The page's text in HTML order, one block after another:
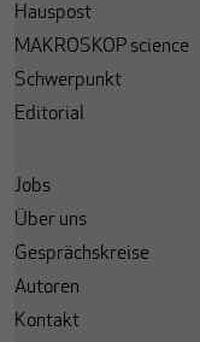
Hauspost
MAKROSKOP science
Schwerpunkt
Editorial
Jobs
Über uns
Gesprächskreise
Autoren
Kontakt